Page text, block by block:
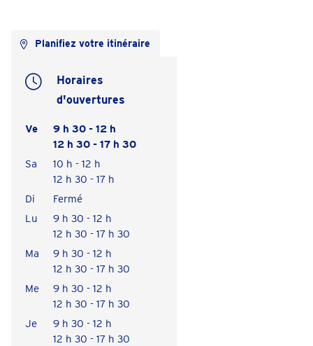
Planifiez votre itinéraire
Horaires
d'ouvertures
Ve
9 h 30 - 12 h
12 h 30 - 17 h 30
Sa
10 h - 12 h
12 h 30 - 17 h
Di
Fermé
Lu
9 h 30 - 12 h
12 h 30 - 17 h 30
Ma
9 h 30 - 12 h
12 h 30 - 17 h 30
Me
9 h 30 - 12 h
12 h 30 - 17 h 30
Je
9 h 30 - 12 h
12 h 30 - 17 h 30